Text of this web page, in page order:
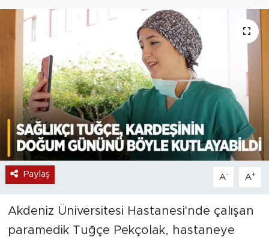
Paylaş A- A+
Akdeniz Üniversitesi Hastanesi'nde çalışan
paramedik Tuğçe Pekçolak, hastaneye